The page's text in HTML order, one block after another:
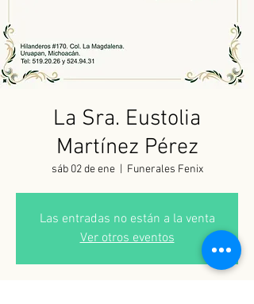
La Sra. Eustolia
Martínez Pérez
sáb 02 de ene
  |
Funerales Fenix
Las entradas no están a la venta
Ver otros eventos